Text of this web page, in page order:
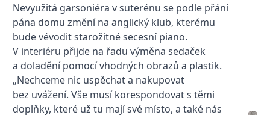
Nevyužitá garsoniéra v suterénu se podle přání
pána domu změní na anglický klub, kterému
bude vévodit starožitné secesní piano.
V interiéru přijde na řadu výměna sedaček
a doladění pomocí vhodných obrazů a plastik.
„Nechceme nic uspěchat a nakupovat
bez uvážení. Vše musí korespondovat s těmi
doplňky, které už tu mají své místo, a také nás